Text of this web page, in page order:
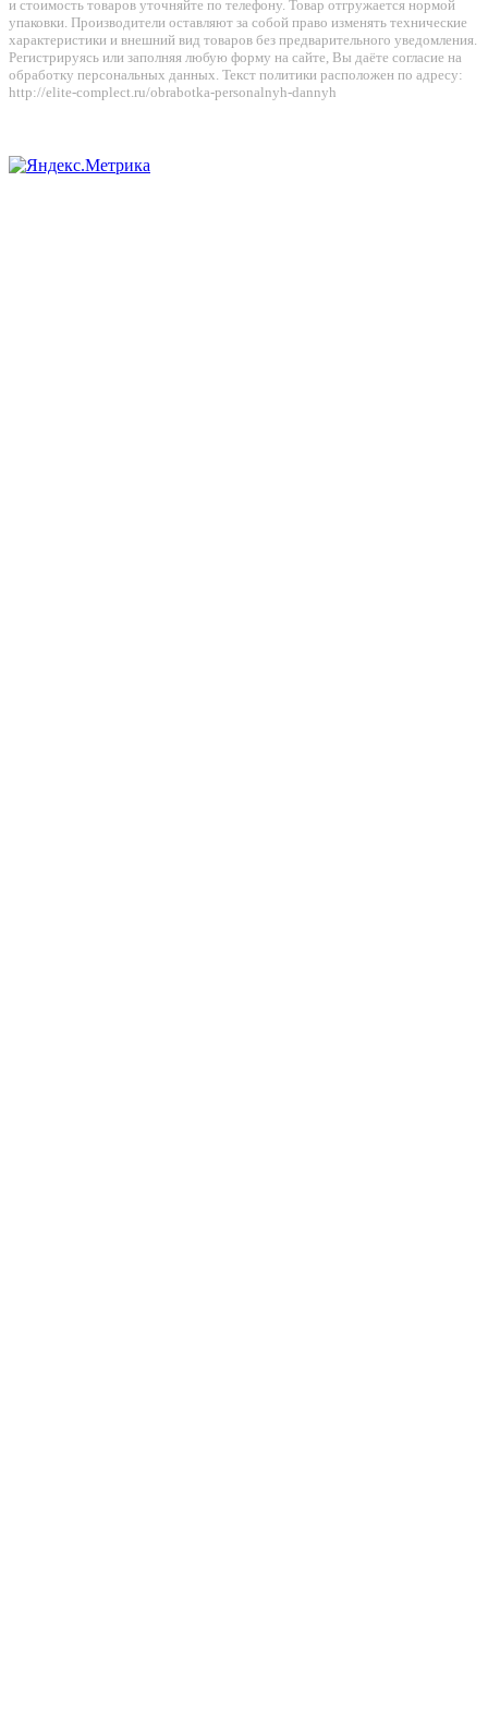
и стоимость товаров уточняйте по телефону. Товар отгружается нормой
упаковки. Производители оставляют за собой право изменять технические
характеристики и внешний вид товаров без предварительного уведомления.
Регистрируясь или заполняя любую форму на сайте, Вы даёте согласие на
обработку персональных данных. Текст политики расположен по адресу:
http://elite-complect.ru/obrabotka-personalnyh-dannyh